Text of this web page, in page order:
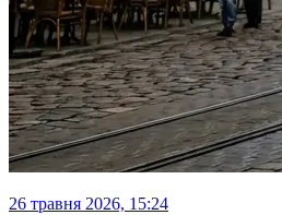
26 травня 2026, 15:24